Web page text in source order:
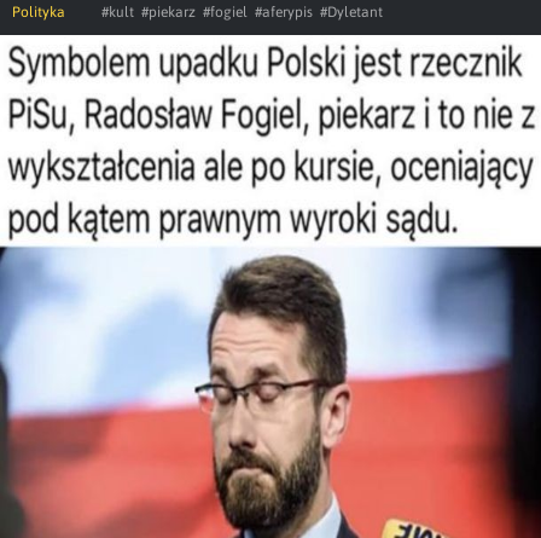
Polityka #kult #piekarz #fogiel #aferypis #Dyletant